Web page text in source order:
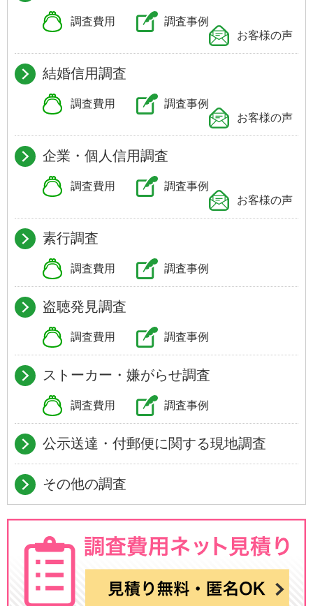
調査費用
調査事例
お客様の声
結婚信用調査
調査費用
調査事例
お客様の声
企業・個人信用調査
調査費用
調査事例
お客様の声
素行調査
調査費用 調査事例
盗聴発見調査
調査費用 調査事例
ストーカー・嫌がらせ調査
調査費用 調査事例
公示送達・付郵便に関する現地調査
その他の調査